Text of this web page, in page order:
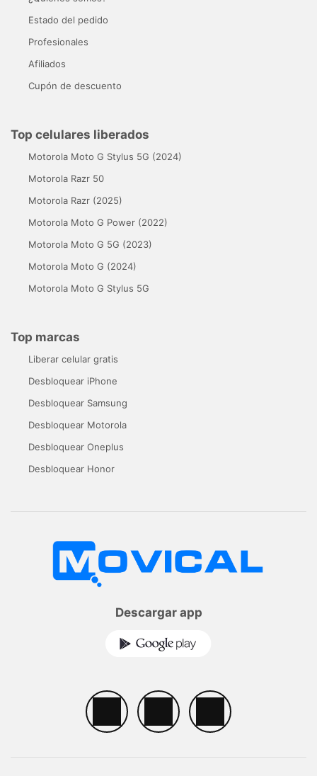
Estado del pedido
Profesionales
Afiliados
Cupón de descuento
Top celulares liberados
Motorola Moto G Stylus 5G (2024)
Motorola Razr 50
Motorola Razr (2025)
Motorola Moto G Power (2022)
Motorola Moto G 5G (2023)
Motorola Moto G (2024)
Motorola Moto G Stylus 5G
Top marcas
Liberar celular gratis
Desbloquear iPhone
Desbloquear Samsung
Desbloquear Motorola
Desbloquear Oneplus
Desbloquear Honor
Descargar app